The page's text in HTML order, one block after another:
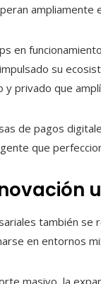
ampliamente
en
su
privado que
de pagos
que
también se
en entornos